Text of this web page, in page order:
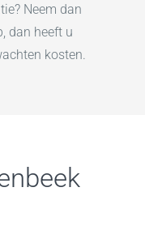
Neem dan
dan heeft u
kosten.